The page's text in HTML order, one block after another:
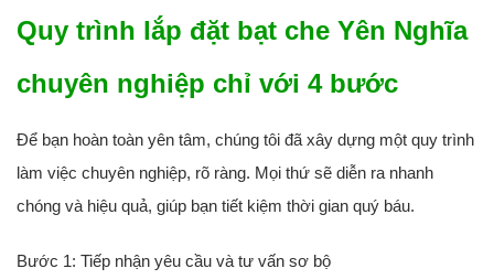
Quy trình lắp đặt bạt che Yên Nghĩa
chuyên nghiệp chỉ với 4 bước
Để bạn hoàn toàn yên tâm, chúng tôi đã xây dựng một quy trình
làm việc chuyên nghiệp, rõ ràng. Mọi thứ sẽ diễn ra nhanh
chóng và hiệu quả, giúp bạn tiết kiệm thời gian quý báu.
Bước 1: Tiếp nhận yêu cầu và tư vấn sơ bộ